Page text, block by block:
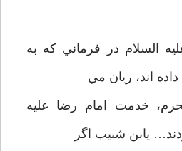
السلام در فرماني که به
اند، ريان مي
خدمت امام رضا عليه
يابن شبيب اگر